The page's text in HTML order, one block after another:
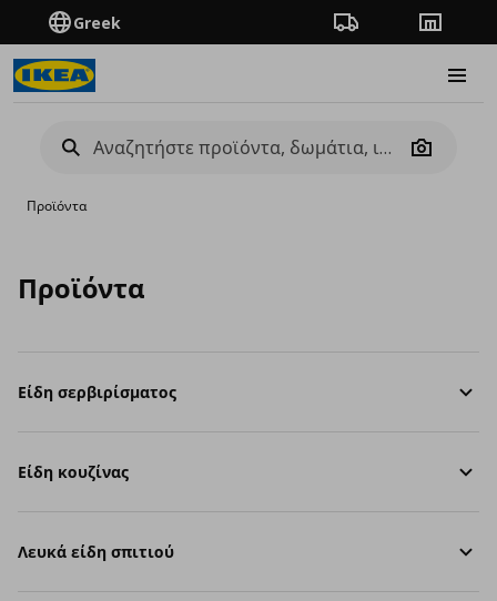
Greek Πορεία παραγγελίας
Camera
Προϊόντα
Προϊόντα
Είδη σερβιρίσματος
Είδη κουζίνας
Λευκά είδη σπιτιού